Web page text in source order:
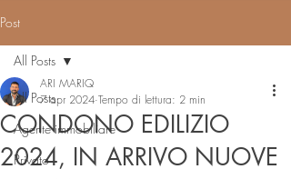
Post
All Posts
Agente immobiliare
Privato
All Posts
CONDONO EDILIZIO
2024, IN ARRIVO NUOVE
ARI MARIQ
7 apr 2024 Tempo di lettura: 2 min